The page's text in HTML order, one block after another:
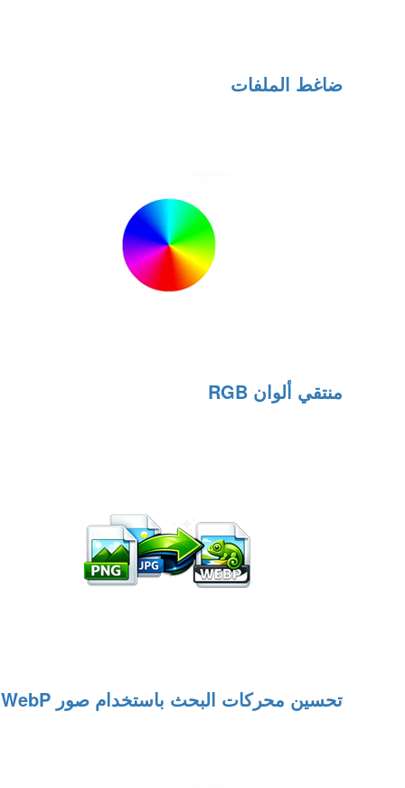
ضاغط الملفات
منتقي ألوان RGB
تحسين محركات البحث باستخدام صور WebP